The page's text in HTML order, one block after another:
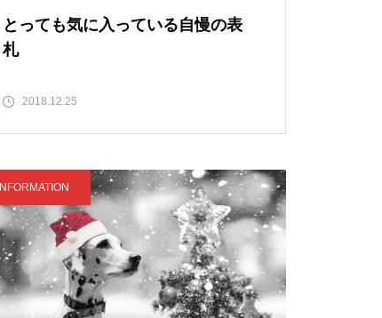
とっても気に入っている自慢の表
札
2018.12.25
INFORMATION